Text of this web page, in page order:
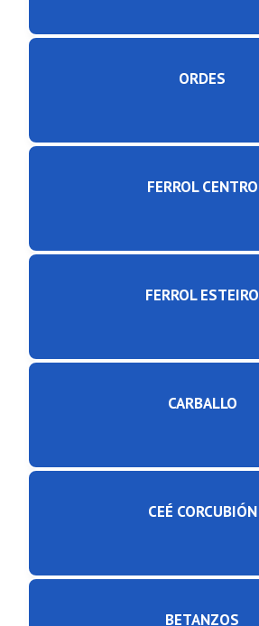
ORDES
FERROL CENTRO
FERROL ESTEIRO
CARBALLO
CEÉ CORCUBIÓN
BETANZOS